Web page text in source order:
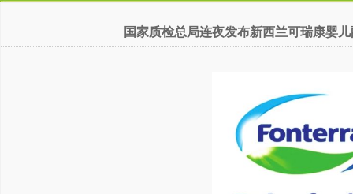
国家质检总局连夜发布新西兰可瑞康婴